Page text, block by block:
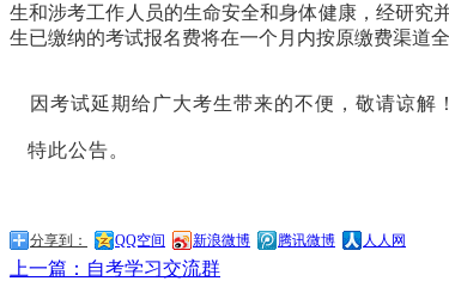
生和涉考工作人员的生命安全和身体健康，经研究
生已缴纳的考试报名费将在一个月内按原缴费渠道
因考试延期给广大考生带来的不便，敬请谅解！
特此公告。
分享到： QQ空间 新浪微博 腾讯微博 人人网
上一篇：自考学习交流群